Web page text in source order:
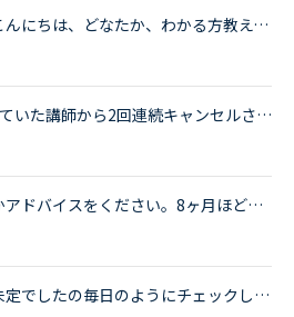
チャットログについて。こんにちは、どなたか、わかる方教えていただけますか？ある教材のチャットログをピンポイントで出したいときにどうすればいいですか？何ヶ月前に受けたレッスンですが、復習したいとき。...
週4くらいでいつも予約していた講師から2回連続キャンセルされました。その先生はとても教えるのがうまいので評価もよく、ファンもついている感じですが、予約自体はほぼ私だけが一日一回いれている感じです。ご...
今後、何をすればいいのかアドバイスをください。8ヶ月ほど前からネイティブキャンプを始めました。最初は本当に先生の言ってることが全然聞き取れず、何を言っていいかもわからない状況でのスタートでした。週30...
気に入った講師の予定が未定でしたの毎日のようにチェックしてましたが、ある時予定みましたらもういきなり、全部予約がいっぱいで取れない状況です。人気の講師はもうこんなにも争奪戦なのですか？それとも事前...